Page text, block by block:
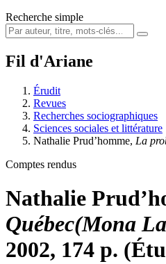
Recherche simple
Fil d'Ariane
Érudit
Revues
Recherches sociographiques
Sciences sociales et littérature
Nathalie Prud’homme, La
Comptes rendus
Nathalie
Québec(Mona
2002, 174 p.